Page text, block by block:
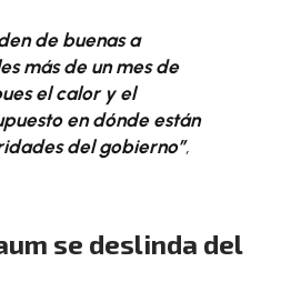
de buenas a
más de un mes de
el calor y el
en dónde están
del gobierno”,
se deslinda del